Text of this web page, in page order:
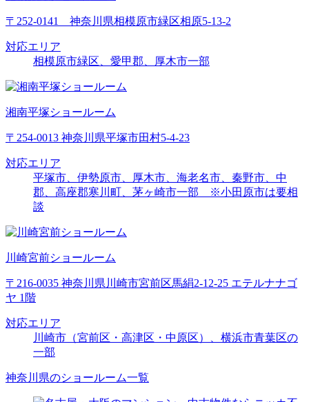
〒252-0141 神奈川県相模原市緑区相原5-13-2
対応エリア
相模原市緑区、愛甲郡、厚木市一部
湘南平塚ショールーム
〒254-0013 神奈川県平塚市田村5-4-23
対応エリア
平塚市、伊勢原市、厚木市、海老名市、秦野市、中
郡、高座郡寒川町、茅ヶ崎市一部 ※小田原市は要相
談
川崎宮前ショールーム
〒216-0035 神奈川県川崎市宮前区馬絹2-12-25 エテルナナゴ
ヤ 1階
対応エリア
川崎市（宮前区・高津区・中原区）、横浜市青葉区の
一部
神奈川県のショールーム一覧